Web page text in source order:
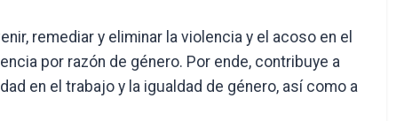
remediar y eliminar la violencia y el acoso en el
por razón de género. Por ende, contribuye a
en el trabajo y la igualdad de género, así como a